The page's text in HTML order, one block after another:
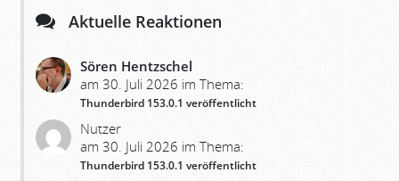
Aktuelle Reaktionen
Sören Hentzschel
am 30. Juli 2026 im Thema:
Thunderbird 153.0.1 veröffentlicht
Nutzer
am 30. Juli 2026 im Thema:
Thunderbird 153.0.1 veröffentlicht